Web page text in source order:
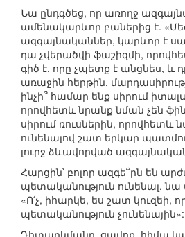
Նա ընդգծեց, որ առողջ
ամենակարևոր բաներից է.
ազգայնականներ, կարևոր է
դա չվերածվի ֆաշիզմի,
գիծ է, որը չպետք է անցնես, և
առաջին հերթին,
ինչի՞ համար ենք սիրում
որովհետև նրանք նման չեն
սիրում ռուսներին, որովհետև
ունենալով շատ երկար
լուրջ ձևավորված
Հարցին՝ բոլոր ազգե՞րն են
պետականություն ունենալ,
«Ո՛չ, իհարկե, ես շատ կուզեի,
պետականություն չունենային»: